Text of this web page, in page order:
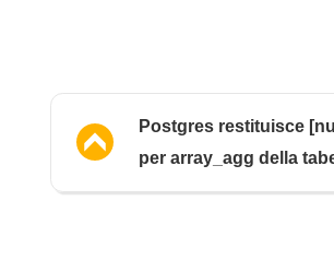
Postgres restituisce
per array_agg della